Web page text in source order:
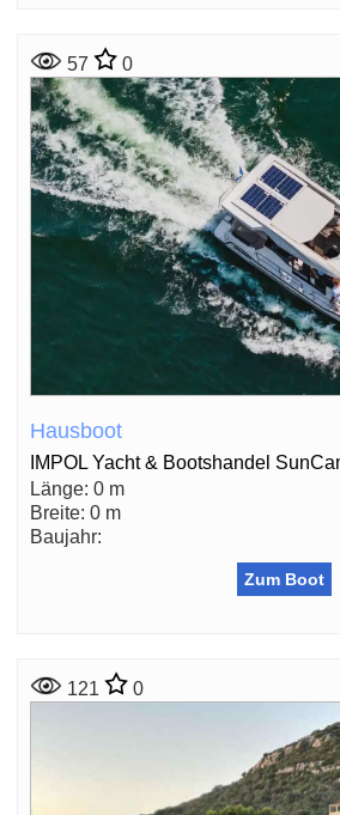
57 0
Hausboot
IMPOL Yacht & Bootshandel
Länge: 0 m
Breite: 0 m
Baujahr:
Zum Boot
121 0